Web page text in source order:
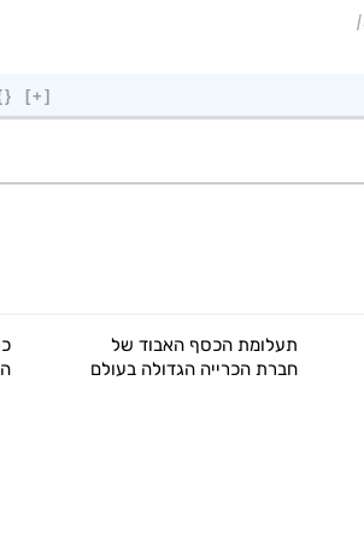
[+]
תעלומת הכסף האבוד של
חברת הכרייה הגדולה בעולם